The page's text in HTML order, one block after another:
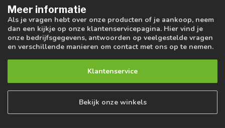
Meer informatie
Als je vragen hebt over onze producten of je aankoop, neem
dan een kijkje op onze klantenservicepagina. Hier vind je
onze bedrijfsgegevens, antwoorden op veelgestelde vragen
en verschillende manieren om contact met ons op te nemen.
Klantenservice
Bekijk onze winkels